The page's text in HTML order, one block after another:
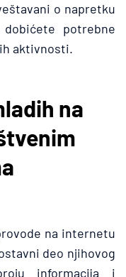
o napretku
potrebne
aktivnosti.
na
na internetu
deo njihovog
informacija i